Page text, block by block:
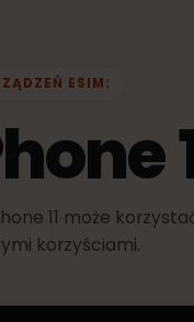
URZĄDZEŃ ESIM:
korzyściami.